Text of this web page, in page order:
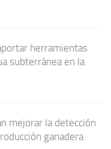
herramientas
subterránea en la
mejorar la detección
ganadera